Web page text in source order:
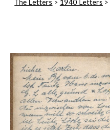
The Letters > 1940 Letters >